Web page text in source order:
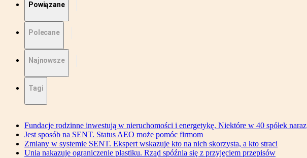
Powiązane
Polecane
Najnowsze
Tagi
Fundacje rodzinne inwestują w nieruchomości i energetykę. Niektóre w 40 spółek naraz
Jest sposób na SENT. Status AEO może pomóc firmom
Zmiany w systemie SENT. Ekspert wskazuje kto na nich skorzysta, a kto straci
Unia nakazuje ograniczenie plastiku. Rząd spóźnia się z przyjęciem przepisów